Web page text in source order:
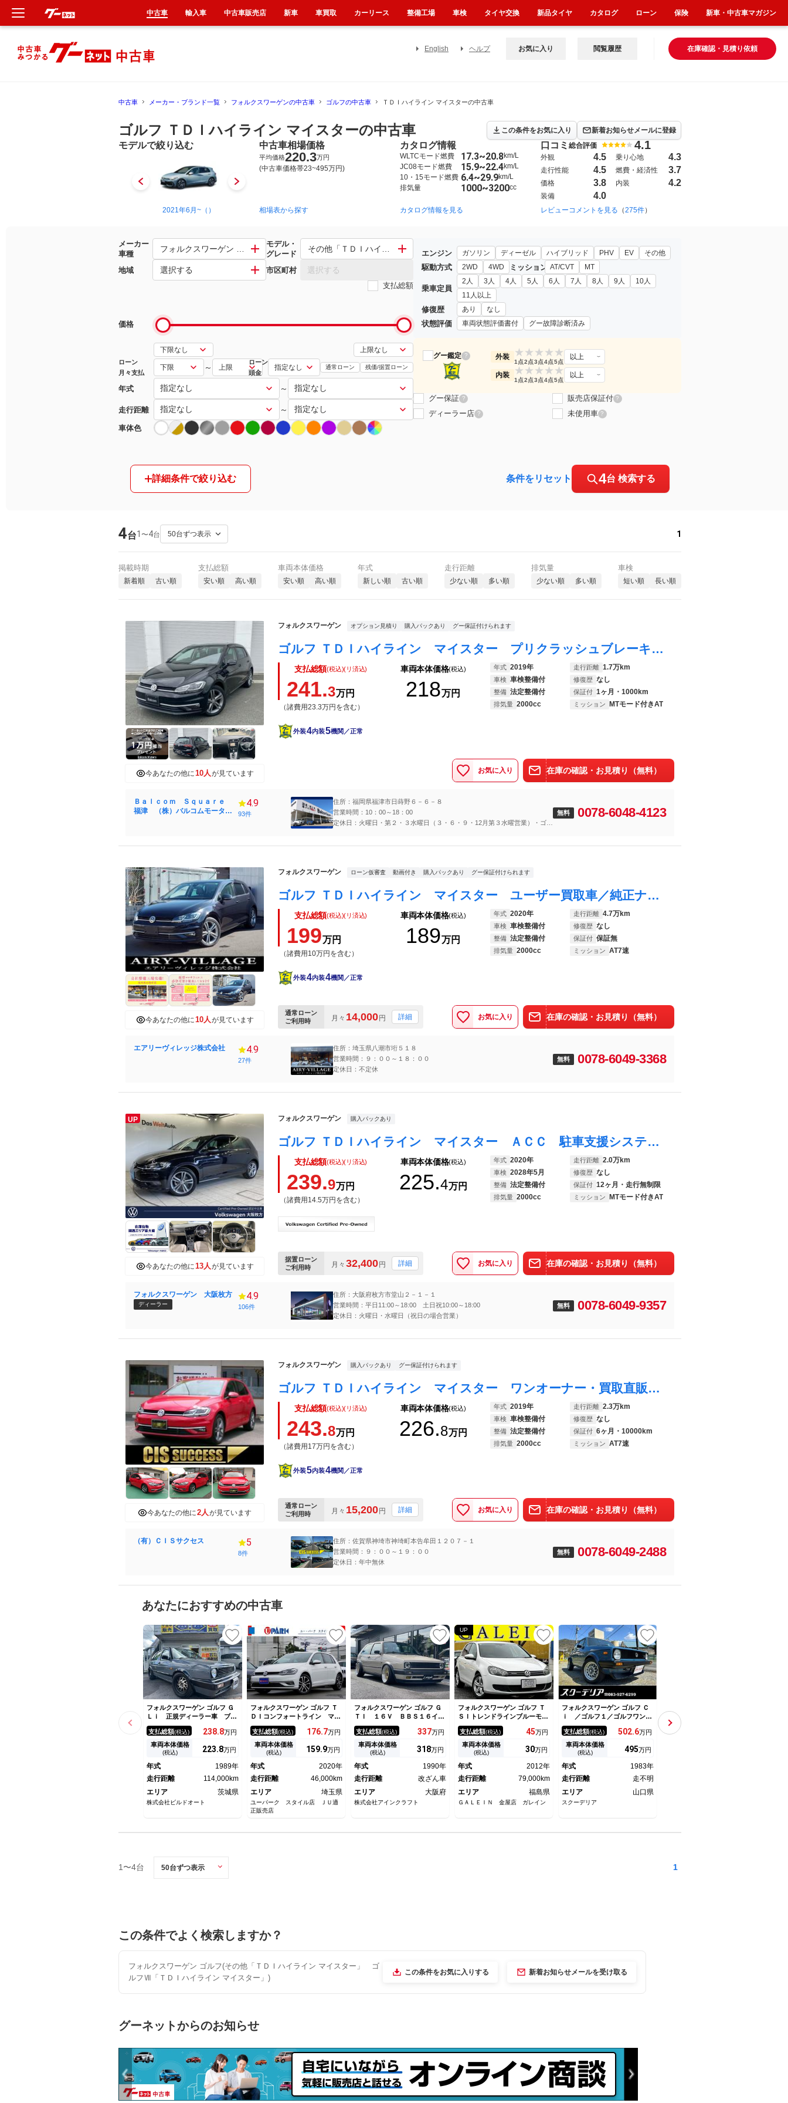
English ヘルプ 在庫確認・見積り依頼
お気に入り 閲覧履歴
中古車 メーカー・ブランド一覧 フォルクスワーゲンの中古車 ゴルフの中古車 ＴＤＩハイライン マイスターの中古車
ゴルフ ＴＤＩハイライン マイスターの中古車 この条件をお気に入り 新着お知らせメールに登録
モデルで絞り込む
2021年6月~（） 2013年4月~2021年4月（） 2009年4月~2013年5月（） 2004年6月~2009年10月（）
中古車相場価格
平均価格220.3万円
(中古車価格帯23~495万円)
相場表から探す
カタログ情報
WLTCモード燃費 17.3~20.8km/L
JC08モード燃費
15.9~22.4km/L
10・15モード燃費 6.4~29.9km/L
排気量
1000~3200cc
カタログ情報を見る
口コミ 総合評価 4.1
外観 4.5 乗り心地 4.3
走行性能 4.5 燃費・経済性 3.7
価格 3.8 内装 4.2
装備 4.0
レビューコメントを見る （275件）
メーカー
車種
フォルクスワーゲン ゴルフ
モデル・
グレード
その他「ＴＤＩハイライン マイスター」 ゴルフⅦ「ＴＤＩハイライン マイスター」
地域 選択する 市区町村 選択する
支払総額
価格
ローン
月々支払
～
ローン
頭金
通常ローン 残価/据置ローン
年式 ～
走行距離 ～
車体色
エンジン ガソリン ディーゼル ハイブリッド PHV EV その他
駆動方式 2WD 4WD ミッション AT/CVT MT
乗車定員
2人 3人 4人 5人 6人 7人 8人 9人
10人
11人以上
修復歴 あり なし
状態評価 車両状態評価書付 グー故障診断済み
グー鑑定 ? 外装 ★
1点
★
2点
★
3点
★
4点
★
5点
以上
内装 ★
1点
★
2点
★
3点
★
4点
★
5点
以上
グー保証 ? 販売店保証付 ?
ディーラー店 ? 未使用車 ?
詳細条件で絞り込む 条件をリセット 4台 検索する
4台1 〜4台 1
掲載時期
新着順 古い順
支払総額
安い順 高い順
車両本体価格
安い順 高い順
年式
新しい順 古い順
走行距離
少ない順 多い順
排気量
少ない順 多い順
車検
短い順 長い順
今あなたの他に10人が見ています
フォルクスワーゲン オプション見積り 購入パックあり グー保証付けられます
ゴルフ ＴＤＩハイライン マイスター プリクラッシュブレーキシシステム 渋滞時追従支援システム ブラインドスポットディテクション レーンキープアシストシステム プロアクティブオキュパントプロテクション リアトラフィックアラート
支払総額(税込)(リ済込)
241.3万円
（諸費用23.3万円を含む）
車両本体価格(税込)
218万円
年式 2019年 走行距離 1.7万km
車検 車検整備付 修復歴 なし
整備 法定整備付 保証付 1ヶ月・1000km
排気量 2000cc ミッション MTモード付きAT
外装4内装5機関／正常
お気に入り 在庫の確認・お見積り（無料）
Ｂａｌｃｏｍ Ｓｑｕａｒｅ
福津 （株）バルコムモーター
4.9
93件
住所：福岡県福津市日蒔野６－６－８
営業時間：10：00～18：00
定休日：火曜日・第２・３水曜日（３・６・９・12月第３水曜営業）・ゴー
無料 0078-6048-4123
今あなたの他に10人が見ています
フォルクスワーゲン ローン仮審査 動画付き 購入パックあり グー保証付けられます
ゴルフ ＴＤＩハイライン マイスター ユーザー買取車／純正ナビ（ＤｉｓｃｏｖｅｒＰｒｏ）／フルセグ／ＢＴ対応／Ｂカメラ／ＥＴＣ２．０／黒レザーシート／衝突軽減ブレーキ／レーンキープアシスト／ブラインドスポット／リアトラフィックアラート
支払総額(税込)(リ済込)
199万円
（諸費用10万円を含む）
車両本体価格(税込)
189万円
年式 2020年 走行距離 4.7万km
車検 車検整備付 修復歴 なし
整備 法定整備付 保証付 保証無
排気量 2000cc ミッション AT7速
外装4内装4機関／正常
通常ローン
ご利用時
月々 14,000円 詳細 お気に入り 在庫の確認・お見積り（無料）
エアリーヴィレッジ株式会社 4.9
27件
住所：埼玉県八潮市垳５１８
営業時間：９：００～１８：００
定休日：不定休
無料 0078-6049-3368
UP
今あなたの他に13人が見ています
フォルクスワーゲン 購入パックあり
ゴルフ ＴＤＩハイライン マイスター ＡＣＣ 駐車支援システム オートホールド ダイナミックライトアシスト レザーシート シートヒーター 障害物センサー 後方死角検知機能 パワーシート デジタルメーター スマートキー
支払総額(税込)(リ済込)
239.9万円
（諸費用14.5万円を含む）
車両本体価格(税込)
225.4万円
年式 2020年 走行距離 2.0万km
車検 2028年5月 修復歴 なし
整備 法定整備付 保証付 12ヶ月・走行無制限
排気量 2000cc ミッション MTモード付きAT
据置ローン
ご利用時
月々 32,400円 詳細 お気に入り 在庫の確認・お見積り（無料）
フォルクスワーゲン 大阪枚方
ディーラー
4.9
106件
住所：大阪府枚方市堂山２－１－１
営業時間：平日11:00～18:00 土日祝10:00～18:00
定休日：火曜日・水曜日（祝日の場合営業）
無料 0078-6049-9357
今あなたの他に2人が見ています
フォルクスワーゲン 購入パックあり グー保証付けられます
ゴルフ ＴＤＩハイライン マイスター ワンオーナー・買取直販・特別仕様車・黒革運転席Ｐシート・シートヒータ・衝突軽減Ｂ・レーンキープ・ＡＣＣ・キーフリー・純正ナビ・Ｂカメラ・ＴＶ・前後パークセンサー・ＬＥＤライト・１７インチＡＷ・禁煙車
支払総額(税込)(リ済込)
243.8万円
（諸費用17万円を含む）
車両本体価格(税込)
226.8万円
年式 2019年 走行距離 2.3万km
車検 車検整備付 修復歴 なし
整備 法定整備付 保証付 6ヶ月・10000km
排気量 2000cc ミッション AT7速
外装5内装4機関／正常
通常ローン
ご利用時
月々 15,200円 詳細 お気に入り 在庫の確認・お見積り（無料）
（有）ＣＩＳサクセス 5
8件
住所：佐賀県神埼市神埼町本告牟田１２０７－１
営業時間：９：００～１９：００
定休日：年中無休
無料 0078-6049-2488
あなたにおすすめの中古車
フォルクスワーゲン ゴルフ Ｇ
Ｌｉ 正規ディーラー車 ブラ
ックレザースポーツタイプシー
ト 社外マフラー 社外車高
調 社外１５インチアルミホイ
ール 社外オーディオ 社外ス
ト 構造変更登録済み車両 ス
ペアキー
支払総額(税込) 238.8万円
車両本体価格
(税込) 223.8万円
年式
1989年
走行距離
114,000km
エリア
茨城県
株式会社ビルドオート
フォルクスワーゲン ゴルフ Ｔ
ＤＩコンフォートライン マイ
スター ／後期モデル／特別仕
様車／デジタルメーター／ＡＣ
Ｃ／ＢＳＭ／ＬＥＤヘッド／デ
ィスプロナビ／Ｂカメラ／ＤＴ
ディオ／ＤＶＤ／ＭＳＶ／ＥＴ
Ｃ／スマキー／パドルシフト／
支払総額(税込) 176.7万円
車両本体価格
(税込) 159.9万円
年式
2020年
走行距離
46,000km
エリア
埼玉県
ユーパーク スタイル店 ＪＵ適
正販売店
フォルクスワーゲン ゴルフ Ｇ
ＴＩ １６Ｖ ＢＢＳ１６イン
チリバレルアルミ・ＫＷ車高
調・ＣＯＸマフラー・ＳＳダウ
ンパイプ・ＥＸマニ・レカロア
ルカンターラ張替・ＲＥＮＯＷ
オ・ＥＴＣ・プロテクションフ
ィルム・ディーラー車
支払総額(税込) 337万円
車両本体価格
(税込) 318万円
年式
1990年
走行距離
改ざん車
エリア
大阪府
株式会社アインクラフト
UP
フォルクスワーゲン ゴルフ Ｔ
ＳＩトレンドラインブルーモー
ションテクノロジー 検２年／
ナビ／Ｂｌｕｅｔｏｏｔｈオー
ディオ／ＴＶ／禁煙車／ＥＴＣ
／ＤＶＤ再生／ミュージックサ
１６ＡＷ／キーレス／オートラ
イト／ドアミラーウィンカー／
支払総額(税込) 45万円
車両本体価格
(税込) 30万円
年式
2012年
走行距離
79,000km
エリア
福島県
ＧＡＬＥＩＮ 金屋店 ガレイン
フォルクスワーゲン ゴルフ Ｃ
ｉ ／ゴルフ１／ゴルフワン／
ゴルフＩ／４ＭＴ／マーレー製
ＢＢＳ／１４インチアルミ／Ｇ
ＴＩチンスポ／
支払総額(税込) 502.6万円
車両本体価格
(税込) 495万円
年式
1983年
走行距離
走不明
エリア
山口県
スクーデリア
ＳＩコンフォートライン ター
ボ 走行１５０００キロ 修復
歴無し ディーラー車 横滑り
支払総額
1〜4台 1
この条件でよく検索しますか？
フォルクスワーゲン ゴルフ(その他「ＴＤＩハイライン マイスター」 ゴ
ルフⅦ「ＴＤＩハイライン マイスター」)
この条件をお気に入りする 新着お知らせメールを受け取る
グーネットからのお知らせ
中古車 輸入車 中古車販売店 新車 車買取 カーリース 整備工場 車検 タイヤ交換 新品タイヤ カタログ ローン 保険 新車・中古車マガジン
新車